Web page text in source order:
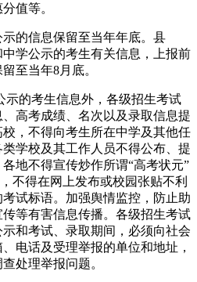
值等。
的信息保留至当年年底。县
中学公示的考生有关信息，上报前
至当年8月底。
示的考生信息外，各级招生考试
高考成绩、名次以及录取信息提
，不得向考生所在中学及其他任
学校及其工作人员不得公布、提
地不得宣传炒作所谓“高考状元”
不得在网上发布或校园张贴不利
试标语。加强舆情监控，防止助
等有害信息传播。各级招生考试
和考试、录取期间，必须向社会
电话及受理举报的单位和地址，
处理举报问题。